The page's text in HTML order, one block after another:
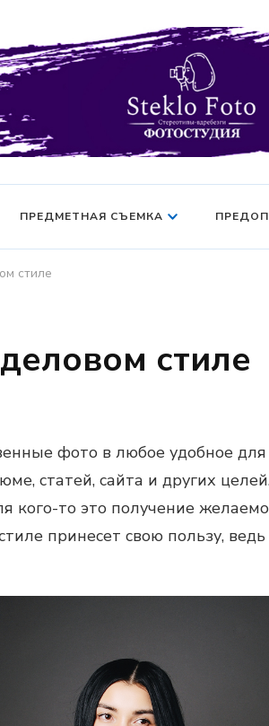
ПРЕДМЕТНАЯ СЪЕМКА
стиле
стиле
фото в любое удобное
статей, сайта и других
кого-то это получение
принесет свою пользу,